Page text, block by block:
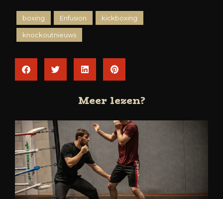
boxing Enfusion kickboxing
knockoutnieuws
Meer lezen?